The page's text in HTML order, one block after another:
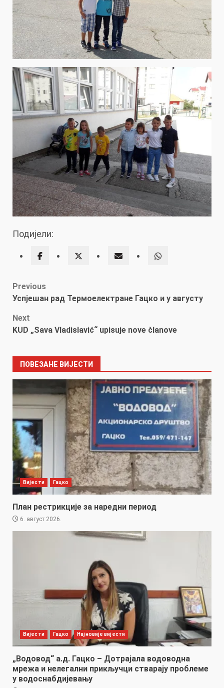
Подијели:
Post
Previous
Успјешан рад Термоелектране Гацко и у августу
Next
KUD „Sava Vladislavić“ upisuje nove članove
ПОВЕЗАНЕ ВИЈЕСТИ
Вијести Гацко
План рестрикције за наредни период
6. август 2026.
Вијести Гацко Најновије вијести
„Водовод“ а.д. Гацко – Дотрајала водоводна
мрежа и нелегални прикључци стварају проблеме
у водоснабдијевању